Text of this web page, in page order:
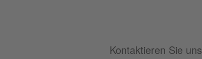
Kontaktieren Sie uns